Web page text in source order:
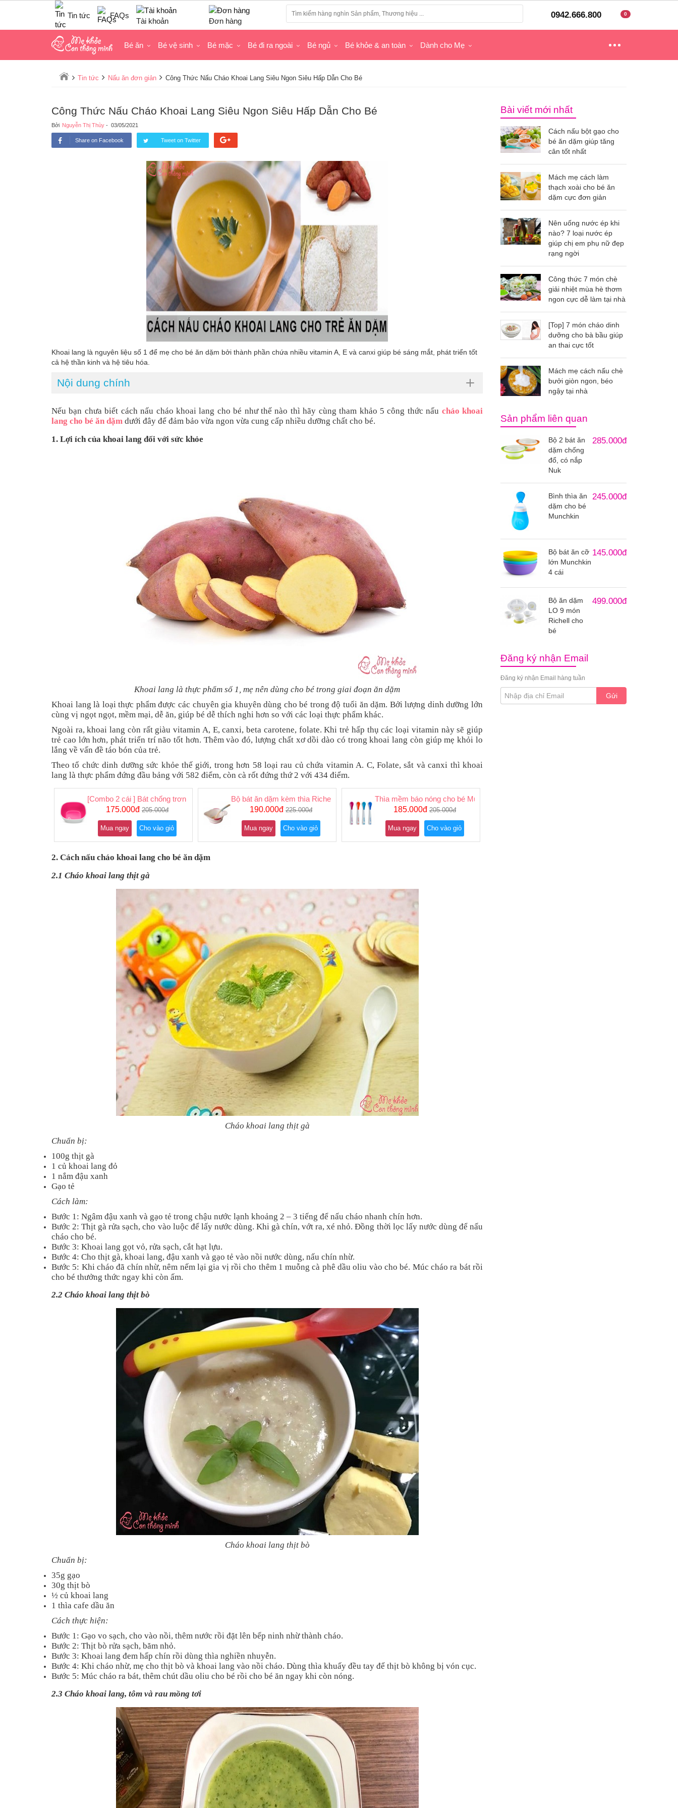
Tin tức FAQs
Tài khoản Đơn hàng
0942.666.800 0
Bé ăn Bé vệ sinh Bé mặc Bé đi ra ngoài Bé ngủ Bé khỏe & an toàn Dành cho Mẹ
Tin tức Nấu ăn đơn giản Công Thức Nấu Cháo Khoai Lang Siêu Ngon Siêu Hấp Dẫn Cho Bé
Công Thức Nấu Cháo Khoai Lang Siêu Ngon Siêu Hấp Dẫn Cho Bé
Bởi Nguyễn Thị Thùy - 03/05/2021
Share on Facebook Tweet on Twitter
Khoai lang là nguyên liệu số 1 để mẹ cho bé ăn dặm bởi thành phần chứa nhiều vitamin A, E và canxi giúp bé sáng mắt, phát triển tốt
cả hệ thần kinh và hệ tiêu hóa.
Nội dung chính
Nếu bạn chưa biết cách nấu cháo khoai lang cho bé như thế nào thì hãy cùng tham khảo 5 công thức nấu cháo khoai
lang cho bé ăn dặm dưới đây để đảm bảo vừa ngon vừa cung cấp nhiều dưỡng chất cho bé.
1. Lợi ích của khoai lang đối với sức khỏe
Khoai lang là thực phẩm số 1, mẹ nên dùng cho bé trong giai đoạn ăn dặm
Khoai lang là loại thực phẩm được các chuyên gia khuyên dùng cho bé trong độ tuổi ăn dặm. Bởi lượng dinh dưỡng lớn
cùng vị ngọt ngọt, mềm mại, dễ ăn, giúp bé dễ thích nghi hơn so với các loại thực phẩm khác.
Ngoài ra, khoai lang còn rất giàu vitamin A, E, canxi, beta carotene, folate. Khi trẻ hấp thụ các loại vitamin này sẽ giúp
trẻ cao lớn hơn, phát triển trí não tốt hơn. Thêm vào đó, lượng chất xơ dồi dào có trong khoai lang còn giúp mẹ khỏi lo
lắng về vấn đề táo bón của trẻ.
Theo tổ chức dinh dưỡng sức khỏe thế giới, trong hơn 58 loại rau củ chứa vitamin A. C, Folate, sắt và canxi thì khoai
lang là thực phẩm đứng đầu bảng với 582 điểm, còn cà rốt đứng thứ 2 với 434 điểm.
[Combo 2 cái ] Bát chống trơn trượt Munchkin
175.000đ 205.000đ
Mua ngay Cho vào giỏ
Bộ bát ăn dặm kèm thìa Richell
190.000đ 225.000đ
Mua ngay Cho vào giỏ
Thìa mềm báo nóng cho bé Munchkin set 4 cái
185.000đ 205.000đ
Mua ngay Cho vào giỏ
2. Cách nấu cháo khoai lang cho bé ăn dặm
2.1 Cháo khoai lang thịt gà
Cháo khoai lang thịt gà
Chuẩn bị:
100g thịt gà
1 củ khoai lang đỏ
1 nắm đậu xanh
Gạo tẻ
Cách làm:
Bước 1: Ngâm đậu xanh và gạo tẻ trong chậu nước lạnh khoảng 2 – 3 tiếng để nấu cháo nhanh chín hơn.
Bước 2: Thịt gà rửa sạch, cho vào luộc để lấy nước dùng. Khi gà chín, vớt ra, xé nhỏ. Đồng thời lọc lấy nước dùng để nấu
cháo cho bé.
Bước 3: Khoai lang gọt vỏ, rửa sạch, cắt hạt lựu.
Bước 4: Cho thịt gà, khoai lang, đậu xanh và gạo tẻ vào nồi nước dùng, nấu chín nhừ.
Bước 5: Khi cháo đã chín nhừ, nêm nếm lại gia vị rồi cho thêm 1 muỗng cà phê dầu oliu vào cho bé. Múc cháo ra bát rồi
cho bé thưởng thức ngay khi còn ấm.
2.2 Cháo khoai lang thịt bò
Cháo khoai lang thịt bò
Chuẩn bị:
35g gạo
30g thịt bò
½ củ khoai lang
1 thìa cafe dầu ăn
Cách thực hiện:
Bước 1: Gạo vo sạch, cho vào nồi, thêm nước rồi đặt lên bếp ninh nhừ thành cháo.
Bước 2: Thịt bò rửa sạch, băm nhỏ.
Bước 3: Khoai lang đem hấp chín rồi dùng thìa nghiền nhuyễn.
Bước 4: Khi cháo nhừ, mẹ cho thịt bò và khoai lang vào nồi cháo. Dùng thìa khuấy đều tay để thịt bò không bị vón cục.
Bước 5: Múc cháo ra bát, thêm chút dầu oliu cho bé rồi cho bé ăn ngay khi còn nóng.
2.3 Cháo khoai lang, tôm và rau mồng tơi
Bài viết mới nhất
Cách nấu bột gạo cho
bé ăn dặm giúp tăng
cân tốt nhất
Mách mẹ cách làm
thạch xoài cho bé ăn
dặm cực đơn giản
Nên uống nước ép khi
nào? 7 loại nước ép
giúp chị em phụ nữ đẹp
rạng ngời
Công thức 7 món chè
giải nhiệt mùa hè thơm
ngon cực dễ làm tại nhà
[Top] 7 món cháo dinh
dưỡng cho bà bầu giúp
an thai cực tốt
Mách mẹ cách nấu chè
bưởi giòn ngon, béo
ngậy tại nhà
Sản phẩm liên quan
Bộ 2 bát ăn
dặm chống
đổ, có nắp
Nuk
285.000đ
Bình thìa ăn
dặm cho bé
Munchkin
245.000đ
Bộ bát ăn cỡ
lớn Munchkin
4 cái
145.000đ
Bộ ăn dặm
LO 9 món
Richell cho
bé
499.000đ
Đăng ký nhận Email
Đăng ký nhận Email hàng tuần
Gửi